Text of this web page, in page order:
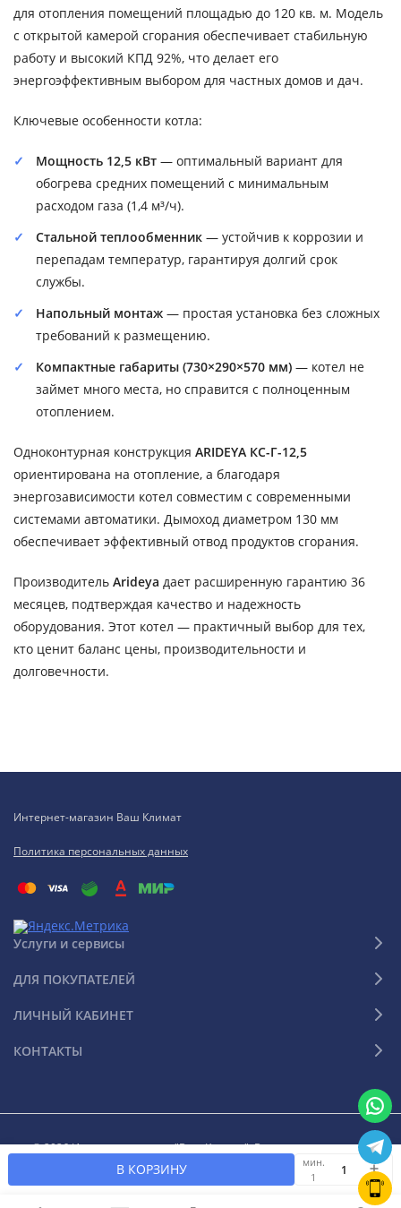
В КОРЗИНУ
мин.
1
для отопления помещений площадью до 120 кв. м. Модель
с открытой камерой сгорания обеспечивает стабильную
работу и высокий КПД 92%, что делает его
энергоэффективным выбором для частных домов и дач.
Ключевые особенности котла:
Мощность 12,5 кВт — оптимальный вариант для
обогрева средних помещений с минимальным
расходом газа (1,4 м³/ч).
Стальной теплообменник — устойчив к коррозии и
перепадам температур, гарантируя долгий срок
службы.
Напольный монтаж — простая установка без сложных
требований к размещению.
Компактные габариты (730×290×570 мм) — котел не
займет много места, но справится с полноценным
отоплением.
Одноконтурная конструкция ARIDEYA КС-Г-12,5
ориентирована на отопление, а благодаря
энергозависимости котел совместим с современными
системами автоматики. Дымоход диаметром 130 мм
обеспечивает эффективный отвод продуктов сгорания.
Производитель Arideya дает расширенную гарантию 36
месяцев, подтверждая качество и надежность
оборудования. Этот котел — практичный выбор для тех,
кто ценит баланс цены, производительности и
долговечности.
Интернет-магазин Ваш Климат
Политика персональных данных
Услуги и сервисы
ДЛЯ ПОКУПАТЕЛЕЙ
ЛИЧНЫЙ КАБИНЕТ
КОНТАКТЫ
© 2026 Интернет-магазин "Ваш Климат". Все права защищены